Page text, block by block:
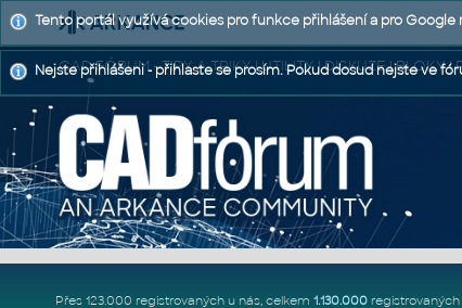
CAD FÓRUM - TIPY A TRIKY | UTILITY | DISKUZE | BLOKY
Přes 123.000 registrovaných u nás, celkem 1.130.000registrovaných
Tento portál využívá cookies pro funkce přihlášení a pro
Nejste přihlášeni - přihlaste se prosím. Pokud dosud nejste ve